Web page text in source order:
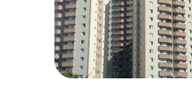
Assembleia de condomínio:
partida para um ano inteiro
eficiente
Mais do que uma obrigação legal,
Geral Ordinária (AGO) é o